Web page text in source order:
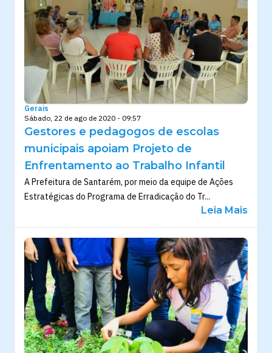
Gerais
Sábado, 22 de ago de 2020 - 09:57
Gestores e pedagogos de escolas
municipais apoiam Projeto de
Enfrentamento ao Trabalho Infantil
A Prefeitura de Santarém, por meio da equipe de Ações
Estratégicas do Programa de Erradicação do Tr...
Leia Mais